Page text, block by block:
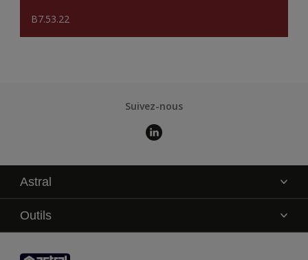
B7.53.22
Suivez-nous
Astral
La marque
Service technique
Contact
Outils